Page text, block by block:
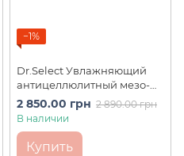
−1%
Dr.Select Увлажняющий
антицеллюлитный мезо-
крем для тела Organic SPA
LBS Organic Meso Body
2 850.00 грн 2 890.00 грн
В наличии
Купить